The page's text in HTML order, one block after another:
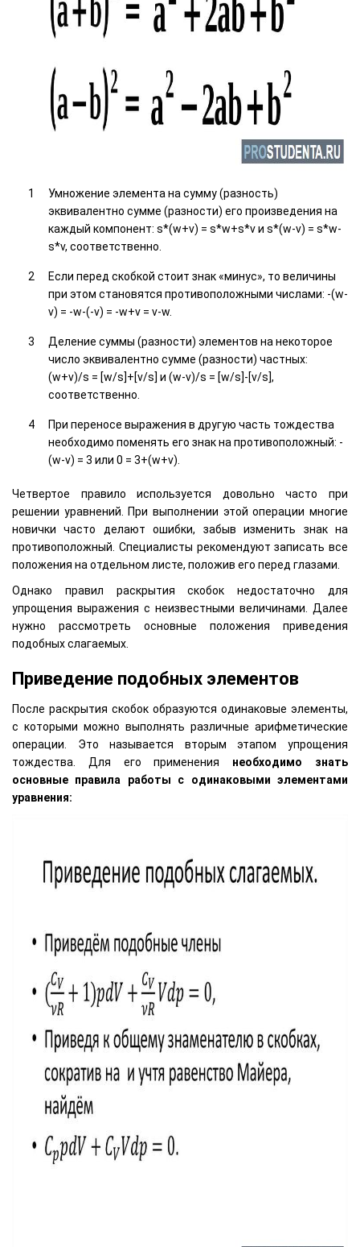
Умножение элемента на сумму (разность)
эквивалентно сумме (разности) его произведения на
каждый компонент: s*(w+v) = s*w+s*v и s*(w-v) = s*w-
s*v, соответственно.
Если перед скобкой стоит знак «минус», то величины
при этом становятся противоположными числами: -(w-
v) = -w-(-v) = -w+v = v-w.
Деление суммы (разности) элементов на некоторое
число эквивалентно сумме (разности) частных:
(w+v)/s = [w/s]+[v/s] и (w-v)/s = [w/s]-[v/s],
соответственно.
При переносе выражения в другую часть тождества
необходимо поменять его знак на противоположный: -
(w-v) = 3 или 0 = 3+(w+v).
Четвертое правило используется довольно часто при
решении уравнений. При выполнении этой операции многие
новички часто делают ошибки, забыв изменить знак на
противоположный. Специалисты рекомендуют записать все
положения на отдельном листе, положив его перед глазами.
Однако правил раскрытия скобок недостаточно для
упрощения выражения с неизвестными величинами. Далее
нужно рассмотреть основные положения приведения
подобных слагаемых.
Приведение подобных элементов
После раскрытия скобок образуются одинаковые элементы,
с которыми можно выполнять различные арифметические
операции. Это называется вторым этапом упрощения
тождества. Для его применения необходимо знать
основные правила работы с одинаковыми элементами
уравнения: